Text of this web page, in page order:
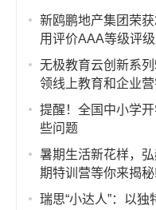
新鸥鹏地产集团荣
用评价AAA等级评
无极教育云创新系列
领线上教育和企业
提醒！全国中小学
些问题
暑期生活新花样，
期特训营等你来揭秘!
瑞思“小达人”：以独